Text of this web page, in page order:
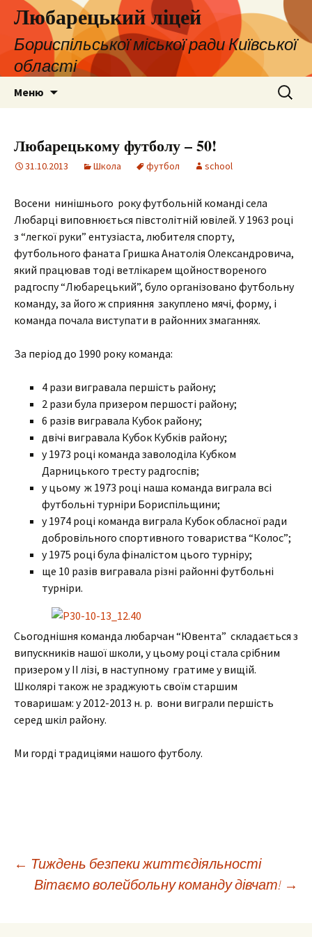
Любарецький ліцей
Бориспільської міської ради Київської
області
Меню Пошук:
Любарецькому футболу – 50!
31.10.2013 Школа футбол school
Восени нинішнього року футбольній команді села
Любарці виповнюється півстолітній ювілей. У 1963 році
з “легкої руки” ентузіаста, любителя спорту,
футбольного фаната Гришка Анатолія Олександровича,
який працював тоді ветлікарем щойноствореного
радгоспу “Любарецький”, було організовано футбольну
команду, за його ж сприяння закуплено мячі, форму, і
команда почала виступати в районних змаганнях.
За період до 1990 року команда:
4 рази вигравала першість району;
2 рази була призером першості району;
6 разів вигравала Кубок району;
двічі вигравала Кубок Кубків району;
у 1973 році команда заволоділа Кубком
Дарницького тресту радгоспів;
у цьому ж 1973 році наша команда виграла всі
футбольні турніри Бориспільщини;
у 1974 році команда виграла Кубок обласної ради
добровільного спортивного товариства “Колос”;
у 1975 році була фіналістом цього турніру;
ще 10 разів вигравала різні районні футбольні
турніри.
Сьогоднішня команда любарчан “Ювента” складається з
випускників нашої школи, у цьому році стала срібним
призером у ІІ лізі, в наступному гратиме у вищій.
Школярі також не зраджують своїм старшим
товаришам: у 2012-2013 н. р. вони виграли першість
серед шкіл району.
Ми горді традиціями нашого футболу.
Навігація
← Тиждень безпеки життєдіяльності
Вітаємо волейбольну команду дівчат! →